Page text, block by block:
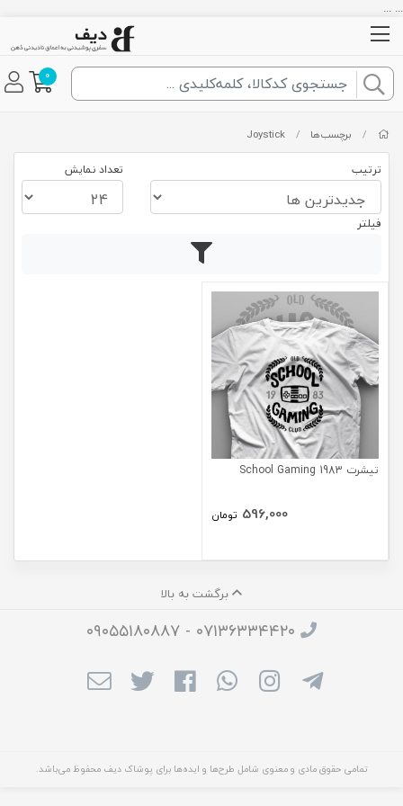
... ...
0
/ برچسب‌ها /
Joystick
ترتیب تعداد نمایش
فیلتر
تیشرت School Gaming 1983
596,000 تومان
برگشت به بالا
۰۷۱۳۶۳۳۴۴۲۰ - ۰۹۰۵۵۱۸۰۸۸۷
تمامی حقوق مادی و معنوی شامل طرح‌ها و ایده‌ها برای پوشاک دیف محفوظ می‌باشد.